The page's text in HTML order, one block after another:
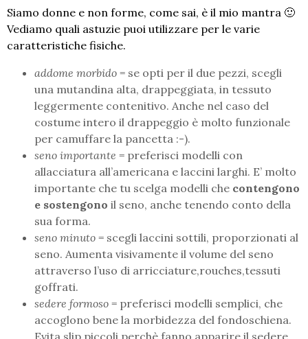
Siamo donne e non forme, come sai, è il mio mantra 🙂
Vediamo quali astuzie puoi utilizzare per le varie
caratteristiche fisiche.
addome morbido = se opti per il due pezzi, scegli
una mutandina alta, drappeggiata, in tessuto
leggermente contenitivo. Anche nel caso del
costume intero il drappeggio è molto funzionale
per camuffare la pancetta :-).
seno importante = preferisci modelli con
allacciatura all’americana e laccini larghi. E’ molto
importante che tu scelga modelli che contengono
e sostengono il seno, anche tenendo conto della
sua forma.
seno minuto = scegli laccini sottili, proporzionati al
seno. Aumenta visivamente il volume del seno
attraverso l’uso di arricciature,rouches,tessuti
goffrati.
sedere formoso = preferisci modelli semplici, che
accoglono bene la morbidezza del fondoschiena.
Evita slip piccoli perchè fanno apparire il sedere